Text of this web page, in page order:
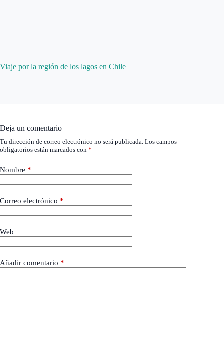
Viaje por la región de los lagos en Chile
Deja un comentario
Tu dirección de correo electrónico no será publicada. Los campos
obligatorios están marcados con *
Nombre *
Correo electrónico *
Web
Añadir comentario *